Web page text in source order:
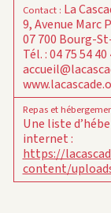
Contact: La
9, Avenue Marc
07 700 Bourg-
Tél. : 04 75 54 40
Repas et
Une liste
internet :
https://
content/